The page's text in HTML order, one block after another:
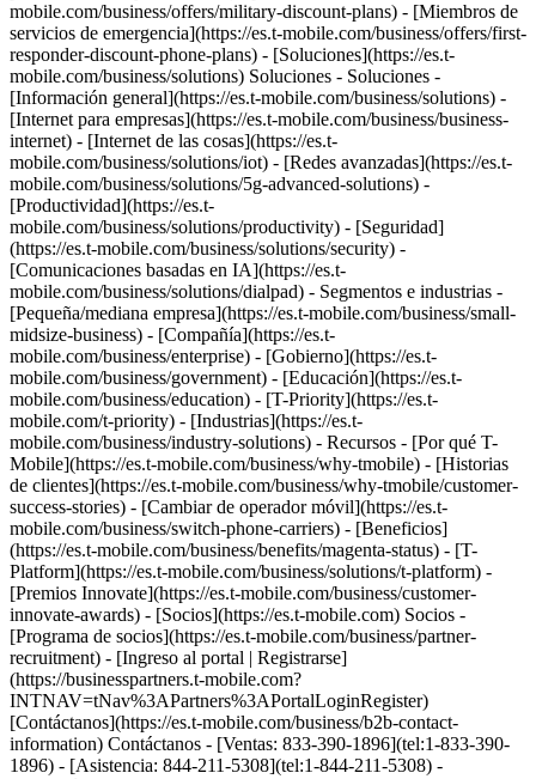
mobile.com/business/offers/military-discount-plans) - [Miembros de
servicios de emergencia](https://es.t-mobile.com/business/offers/first-
responder-discount-phone-plans) - [Soluciones](https://es.t-
mobile.com/business/solutions) Soluciones - Soluciones -
[Información general](https://es.t-mobile.com/business/solutions) -
[Internet para empresas](https://es.t-mobile.com/business/business-
internet) - [Internet de las cosas](https://es.t-
mobile.com/business/solutions/iot) - [Redes avanzadas](https://es.t-
mobile.com/business/solutions/5g-advanced-solutions) -
[Productividad](https://es.t-
mobile.com/business/solutions/productivity) - [Seguridad]
(https://es.t-mobile.com/business/solutions/security) -
[Comunicaciones basadas en IA](https://es.t-
mobile.com/business/solutions/dialpad) - Segmentos e industrias -
[Pequeña/mediana empresa](https://es.t-mobile.com/business/small-
midsize-business) - [Compañía](https://es.t-
mobile.com/business/enterprise) - [Gobierno](https://es.t-
mobile.com/business/government) - [Educación](https://es.t-
mobile.com/business/education) - [T-Priority](https://es.t-
mobile.com/t-priority) - [Industrias](https://es.t-
mobile.com/business/industry-solutions) - Recursos - [Por qué T-
Mobile](https://es.t-mobile.com/business/why-tmobile) - [Historias
de clientes](https://es.t-mobile.com/business/why-tmobile/customer-
success-stories) - [Cambiar de operador móvil](https://es.t-
mobile.com/business/switch-phone-carriers) - [Beneficios]
(https://es.t-mobile.com/business/benefits/magenta-status) - [T-
Platform](https://es.t-mobile.com/business/solutions/t-platform) -
[Premios Innovate](https://es.t-mobile.com/business/customer-
innovate-awards) - [Socios](https://es.t-mobile.com) Socios -
[Programa de socios](https://es.t-mobile.com/business/partner-
recruitment) - [Ingreso al portal | Registrarse]
(https://businesspartners.t-mobile.com?
INTNAV=tNav%3APartners%3APortalLoginRegister)
[Contáctanos](https://es.t-mobile.com/business/b2b-contact-
information) Contáctanos - [Ventas: 833-390-1896](tel:1-833-390-
1896) - [Asistencia: 844-211-5308](tel:1-844-211-5308) -